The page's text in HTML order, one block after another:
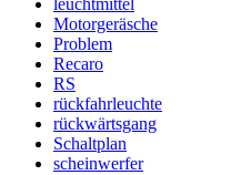
leuchtmittel
Motorgeräsche
Problem
Recaro
RS
rückfahrleuchte
rückwärtsgang
Schaltplan
scheinwerfer